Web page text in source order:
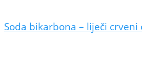
Soda bikarbona – liječi